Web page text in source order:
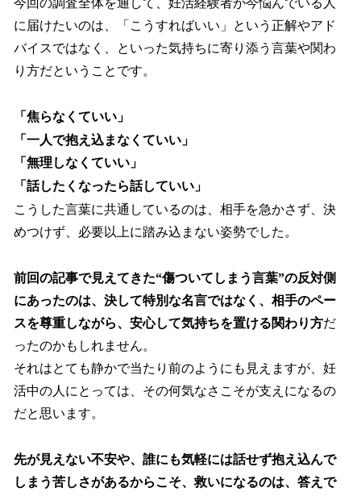
今回の調査全体を通して、妊活経験者が今悩んでいる人
に届けたいのは、「こうすればいい」という正解やアド
バイスではなく、といった気持ちに寄り添う言葉や関わ
り方だということです。
「焦らなくていい」
「一人で抱え込まなくていい」
「無理しなくていい」
「話したくなったら話していい」
こうした言葉に共通しているのは、相手を急かさず、決
めつけず、必要以上に踏み込まない姿勢でした。
前回の記事で見えてきた“傷ついてしまう言葉”の反対側
にあったのは、決して特別な名言ではなく、相手のペー
スを尊重しながら、安心して気持ちを置ける関わり方だ
ったのかもしれません。
それはとても静かで当たり前のようにも見えますが、妊
活中の人にとっては、その何気なさこそが支えになるの
だと思います。
先が見えない不安や、誰にも気軽には話せず抱え込んで
しまう苦しさがあるからこそ、救いになるのは、答えで